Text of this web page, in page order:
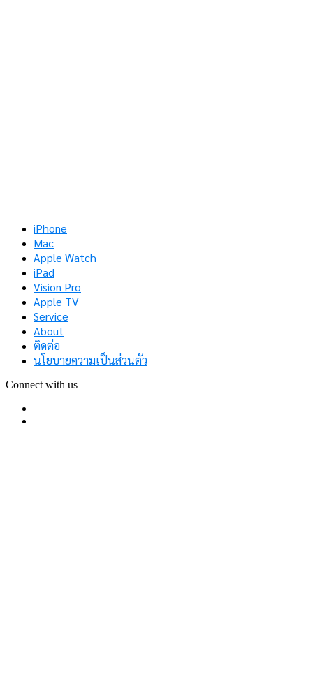
iPhone
Mac
Apple Watch
iPad
Vision Pro
Apple TV
Service
About
ติดต่อ
นโยบายความเป็นส่วนตัว
Connect with us